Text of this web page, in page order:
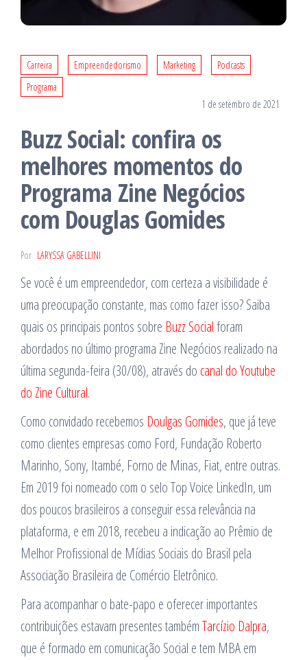
Carreira Empreendedorismo Marketing
Podcasts
Programa
1 de setembro de 2021
Buzz Social: confira os
melhores momentos do
Programa Zine Negócios
com Douglas Gomides
Por LARYSSA GABELLINI
Se você é um empreendedor, com certeza a visibilidade é
uma preocupação constante, mas como fazer isso? Saiba
quais os principais pontos sobre Buzz Socialforam
abordados no último programa Zine Negócios realizado na
última segunda-feira (30/08), através do canal do Youtube
do Zine Cultural.
Como convidado recebemos Doulgas Gomides, que já teve
como clientes empresas como Ford, Fundação Roberto
Marinho, Sony, Itambé, Forno de Minas, Fiat, entre outras.
Em 2019 foi nomeado com o selo Top Voice LinkedIn, um
dos poucos brasileiros a conseguir essa relevância na
plataforma, e em 2018, recebeu a indicação ao Prêmio de
Melhor Profissional de Mídias Sociais do Brasil pela
Associação Brasileira de Comércio Eletrônico.
Para acompanhar o bate-papo e oferecer importantes
contribuições estavam presentes tambémTarcízio Dalpra,
que é formado em comunicação Social e tem MBA em